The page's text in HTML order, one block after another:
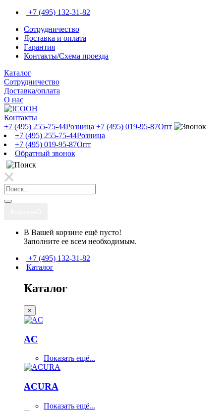
+7 (495) 132-31-82
Сотрудничество
Доставка и оплата
Гарантия
Контакты/Схема проезда
Каталог
Сотрудничество
Доставка/оплата
О нас
Контакты
+7 (495) 255-75-44Розница +7 (495) 019-95-87Опт
+7 (495) 255-75-44Розница
+7 (495) 019-95-87Опт
Обратный звонок
В Вашей корзине ещё пусто!
Заполните ее всем необходимым.
+7 (495) 132-31-82
Каталог
Каталог
×
AC
Показать ещё...
ACURA
Показать ещё...